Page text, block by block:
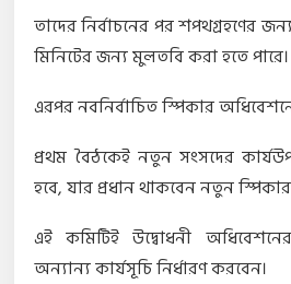
তাদের নির্বাচনের পর শপথগ্রহণের
মিনিটের জন্য মুলতবি করা হতে পারে।
এরপর নবনির্বাচিত স্পিকার
প্রথম বৈঠকেই নতুন সংসদের
হবে, যার প্রধান থাকবেন নতুন
এই কমিটিই উদ্বোধনী
অন্যান্য কার্যসূচি নির্ধারণ করবেন।